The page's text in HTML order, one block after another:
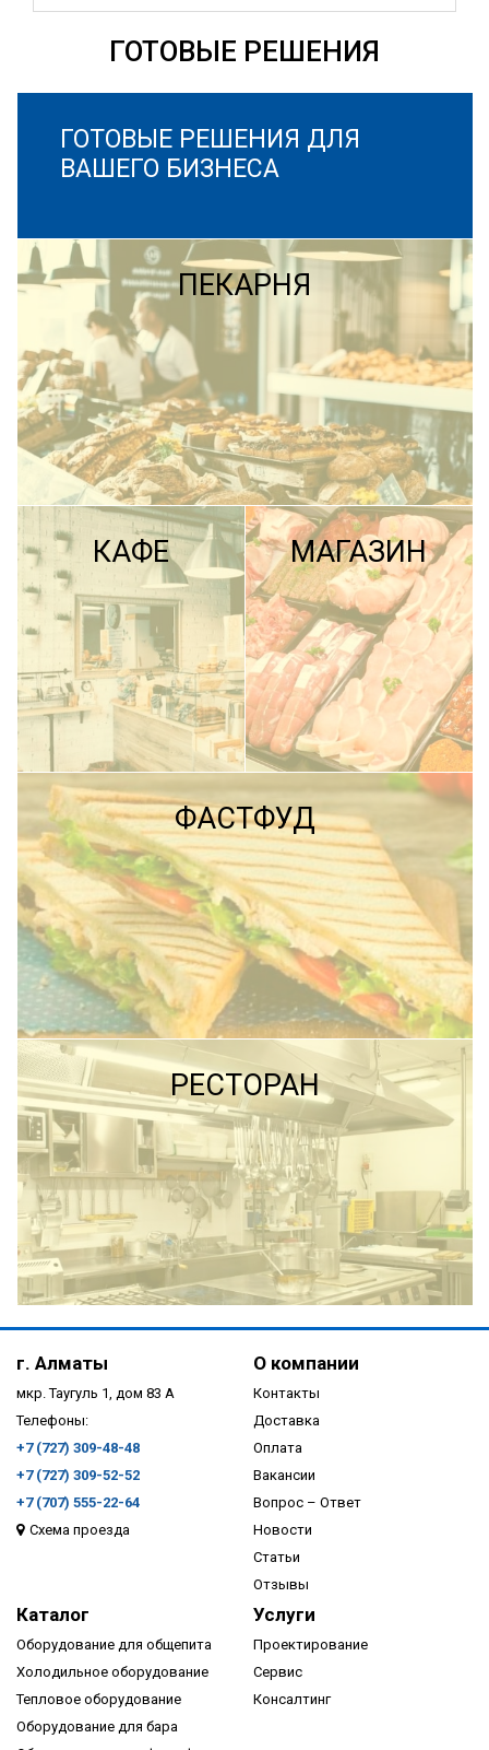
ГОТОВЫЕ РЕШЕНИЯ
ГОТОВЫЕ РЕШЕНИЯ ДЛЯ
ВАШЕГО БИЗНЕСА
ПЕКАРНЯ
ПОДРОБНЕЕ
КАФЕ
ПОДРОБНЕЕ
МАГАЗИН
ПОДРОБНЕЕ
ФАСТФУД
ПОДРОБНЕЕ
РЕСТОРАН
ПОДРОБНЕЕ
г. Алматы
мкр. Таугуль 1, дом 83 А
Телефоны:
+7 (727) 309-48-48
+7 (727) 309-52-52
+7 (707) 555-22-64
Схема проезда
О компании
Контакты
Доставка
Оплата
Вакансии
Вопрос – Ответ
Новости
Статьи
Отзывы
Каталог
Оборудование для общепита
Холодильное оборудование
Тепловое оборудование
Оборудование для бара
Услуги
Проектирование
Сервис
Консалтинг